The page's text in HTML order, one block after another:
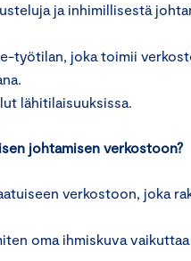
ja inhimillisestä
työtilan, joka toimii
lähitilaisuuksissa.
johtamisen verkostoon?
verkostoon, joka
oma ihmiskuva